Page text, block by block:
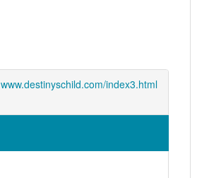
www.destinyschild.com/index3.html